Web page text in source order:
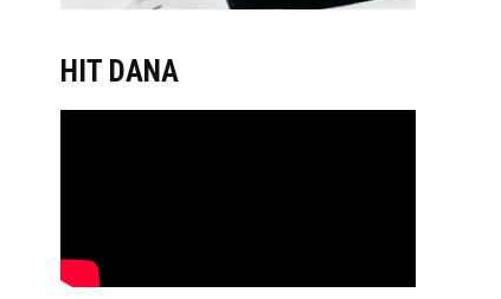
HIT DANA